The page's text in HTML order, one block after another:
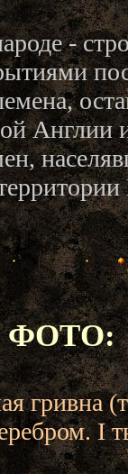
-
Англии
ФОТО:
гривна
I